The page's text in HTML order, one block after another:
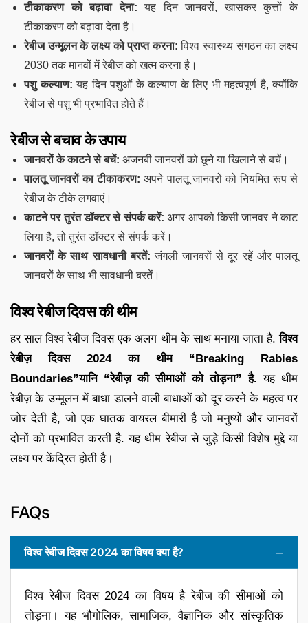
टीकाकरण को बढ़ावा देना: यह दिन जानवरों, खासकर कुत्तों के
टीकाकरण को बढ़ावा देता है।
रेबीज उन्मूलन के लक्ष्य को प्राप्त करना: विश्व स्वास्थ्य संगठन का लक्ष्य
2030 तक मानवों में रेबीज को खत्म करना है।
पशु कल्याण: यह दिन पशुओं के कल्याण के लिए भी महत्वपूर्ण है, क्योंकि
रेबीज से पशु भी प्रभावित होते हैं।
रेबीज से बचाव के उपाय
जानवरों के काटने से बचें: अजनबी जानवरों को छूने या खिलाने से बचें।
पालतू जानवरों का टीकाकरण: अपने पालतू जानवरों को नियमित रूप से
रेबीज के टीके लगवाएं।
काटने पर तुरंत डॉक्टर से संपर्क करें: अगर आपको किसी जानवर ने काट
लिया है, तो तुरंत डॉक्टर से संपर्क करें।
जानवरों के साथ सावधानी बरतें: जंगली जानवरों से दूर रहें और पालतू
जानवरों के साथ भी सावधानी बरतें।
विश्व रेबीज दिवस की थीम
हर साल विश्व रेबीज दिवस एक अलग थीम के साथ मनाया जाता है.विश्व
रेबीज़ दिवस 2024 का थीम “Breaking Rabies
Boundaries”यानि “रेबीज़ की सीमाओं को तोड़ना” है. यह थीम
रेबीज़ के उन्मूलन में बाधा डालने वाली बाधाओं को दूर करने के महत्व पर
जोर देती है, जो एक घातक वायरल बीमारी है जो मनुष्यों और जानवरों
दोनों को प्रभावित करती है. यह थीम रेबीज से जुड़े किसी विशेष मुद्दे या
लक्ष्य पर केंद्रित होती है।
FAQs
विश्व रेबीज दिवस 2024 का विषय क्या है?
विश्व रेबीज दिवस 2024 का विषय है रेबीज की सीमाओं को
तोड़ना। यह भौगोलिक, सामाजिक, वैज्ञानिक और सांस्कृतिक